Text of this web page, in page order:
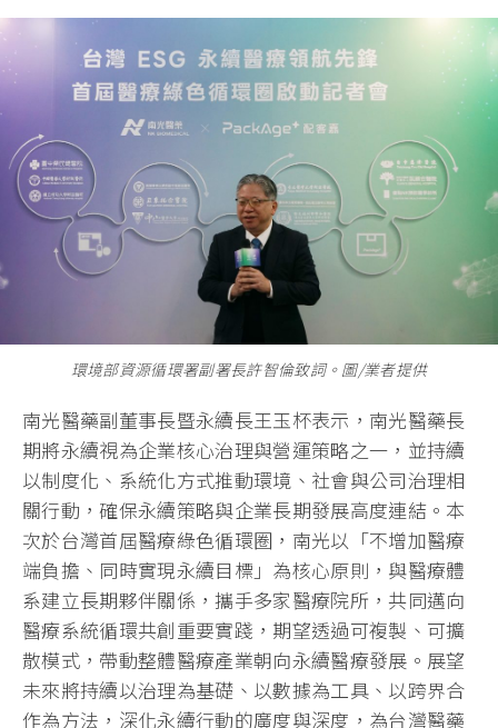
環境部資源循環署副署長許智倫致詞。圖/業者提供
南光醫藥副董事長暨永續長王玉杯表示，南光醫藥長
期將永續視為企業核心治理與營運策略之一，並持續
以制度化、系統化方式推動環境、社會與公司治理相
關行動，確保永續策略與企業長期發展高度連結。本
次於台灣首屆醫療綠色循環圈，南光以「不增加醫療
端負擔、同時實現永續目標」為核心原則，與醫療體
系建立長期夥伴關係，攜手多家醫療院所，共同邁向
醫療系統循環共創重要實踐，期望透過可複製、可擴
散模式，帶動整體醫療產業朝向永續醫療發展。展望
未來將持續以治理為基礎、以數據為工具、以跨界合
作為方法，深化永續行動的廣度與深度，為台灣醫藥